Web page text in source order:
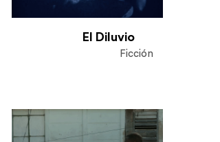
El Diluvio
Ficción